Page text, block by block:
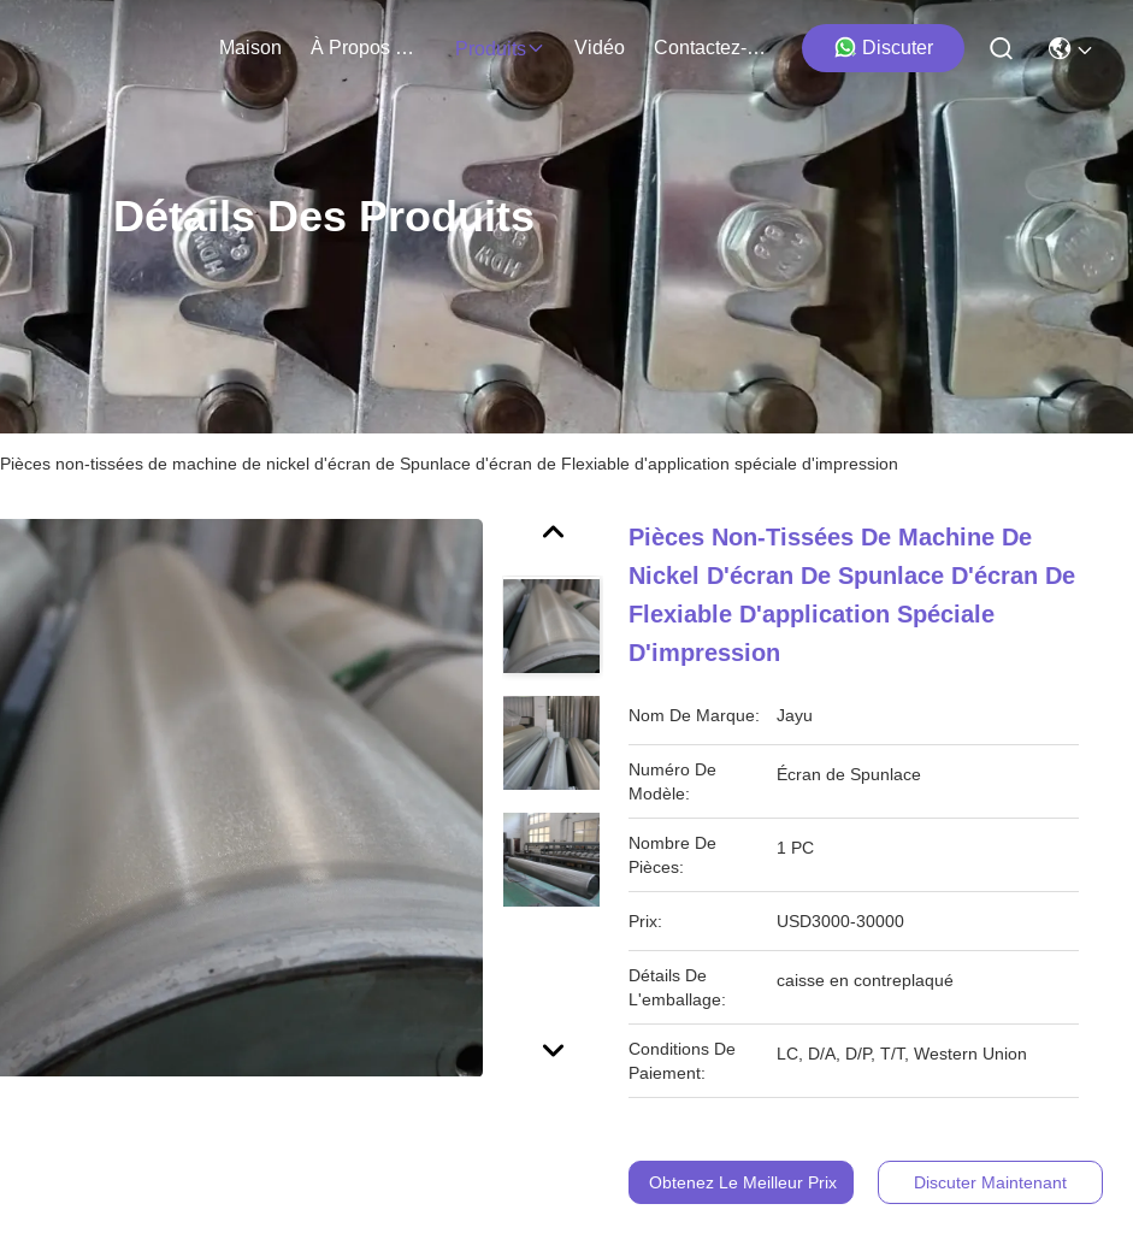
Maison À Propos De Nous Produits Vidéo Contactez-Nous Discuter
Détails Des Produits
Pièces non-tissées de machine de nickel d'écran de Spunlace d'écran de Flexiable d'application spéciale d'impression
Pièces Non-Tissées De Machine De
Nickel D'écran De Spunlace D'écran De
Flexiable D'application Spéciale
D'impression
Nom De Marque: Jayu
Numéro De
Modèle:
Écran de Spunlace
Nombre De
Pièces:
1 PC
Prix: USD3000-30000
Détails De
L'emballage:
caisse en contreplaqué
Conditions De
Paiement:
LC, D/A, D/P, T/T, Western Union
Obtenez Le Meilleur Prix Discuter Maintenant